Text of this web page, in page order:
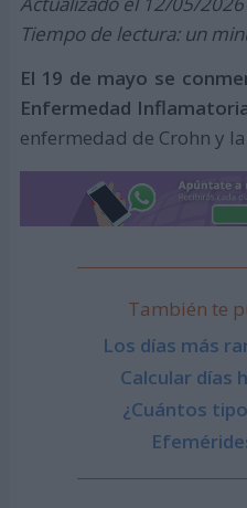
Tiempo de lectura: un
El 19 de mayo se
Enfermedad
enfermedad de Crohn y
También te
Los días más
Calcular días
¿Cuántos